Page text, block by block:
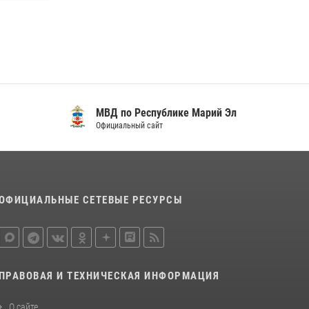
Росгвардейцы в Республике Марий Эл
любви и верности (видео)
08 июля 2026, 13:48
и верности
МВД по Республике Марий Эл
Официальный сайт
СЕТЕВЫЕ РЕСУРСЫ
ПРАВОВАЯ И ТЕХНИЧЕСКАЯ ИНФОРМАЦИЯ